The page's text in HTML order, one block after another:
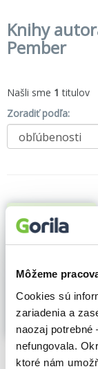
Môžeme
Cookies sú
zariadenia a
naozaj potrebné
nefungovala.
ktoré nám
Knihy
Pember
Našli sme 1 titulov
Zoradiť podľa: